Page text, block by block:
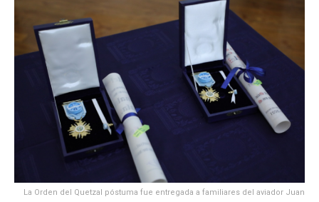
La Orden del Quetzal póstuma fue entregada a familiares del aviador Juan